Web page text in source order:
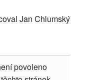
Jan Chlumský
povoleno